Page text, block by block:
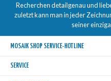
Recherchen detailgenau und
zuletzt kann man in jeder
seiner
MOSAIK SHOP SERVICE-HOTLINE
SERVICE